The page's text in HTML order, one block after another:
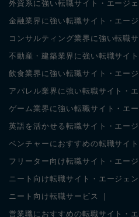
外資系に強い転職サイト・エージェ
金融業界に強い転職サイト・エージ
コンサルティング業界に強い転職
不動産・建築業界に強い転職サイ
飲食業界に強い転職サイト・エージ
アパレル業界に強い転職サイト・
ゲーム業界に強い転職サイト・エー
英語を活かせる転職サイト・エージ
ベンチャーにおすすめの転職サイ
フリーター向け転職サイト・エージ
ニート向け転職サイト・エージェン
ニート向け転職サービス
営業職におすすめの転職サイト・